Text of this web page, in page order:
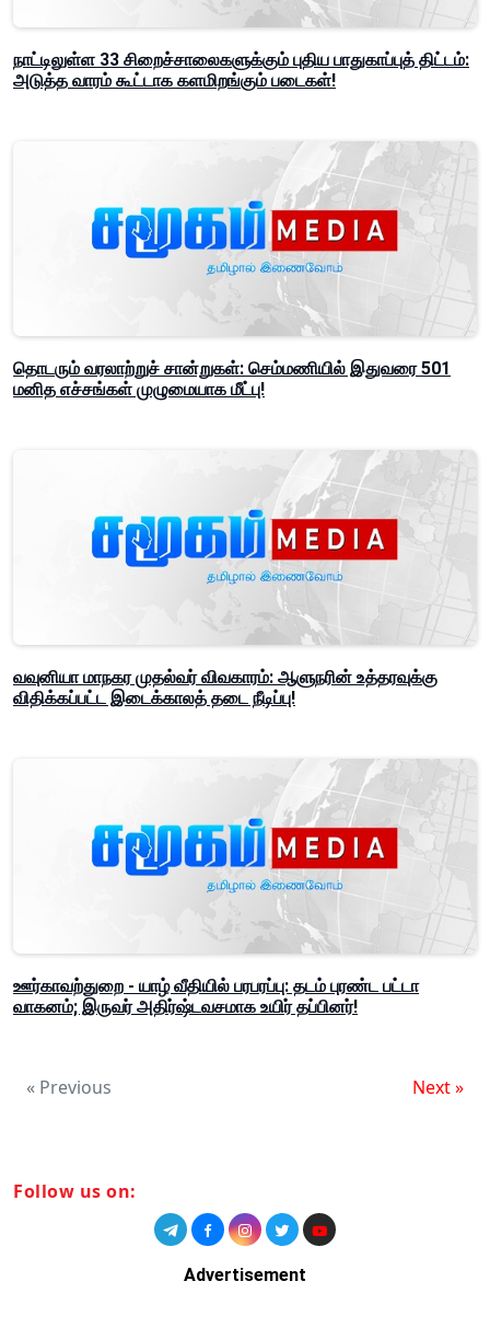
நாட்டிலுள்ள 33 சிறைச்சாலைகளுக்கும் புதிய பாதுகாப்புத் திட்டம்:
அடுத்த வாரம் கூட்டாக களமிறங்கும் படைகள்!
தொடரும் வரலாற்றுச் சான்றுகள்: செம்மணியில் இதுவரை 501
மனித எச்சங்கள் முழுமையாக மீட்பு!
வவுனியா மாநகர முதல்வர் விவகாரம்: ஆளுநரின் உத்தரவுக்கு
விதிக்கப்பட்ட இடைக்காலத் தடை நீடிப்பு!
ஊர்காவற்துறை - யாழ் வீதியில் பரபரப்பு: தடம் புரண்ட பட்டா
வாகனம்; இருவர் அதிர்ஷ்டவசமாக உயிர் தப்பினர்!
« Previous Next »
Follow us on:
Advertisement